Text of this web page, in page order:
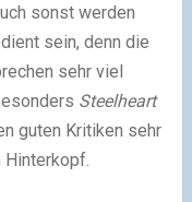
sonst werden
sein, denn die
sehr viel
Steelheart
guten Kritiken sehr
Hinterkopf.